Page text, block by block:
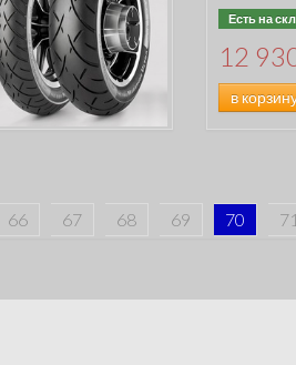
Есть на
12
в
66 67 68 69 70 71